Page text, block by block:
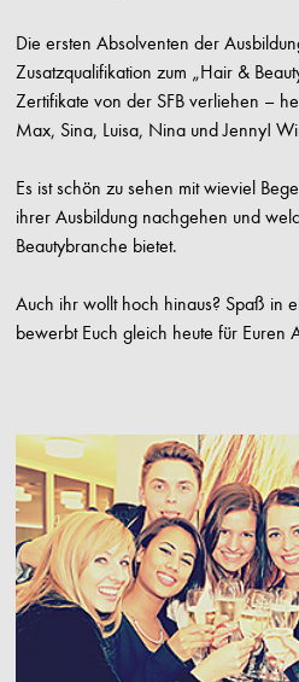
Die ersten Absolventen der
Zusatzqualifikation zum „Hair &
Zertifikate von der SFB verliehen –
Max, Sina, Luisa, Nina und Jenny!
Es ist schön zu sehen mit wieviel
ihrer Ausbildung nachgehen und
Beautybranche bietet.
Auch ihr wollt hoch hinaus? Spaß in
bewerbt Euch gleich heute für Euren